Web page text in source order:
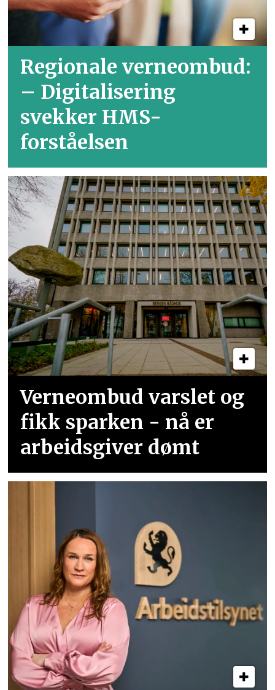
Regionale verneombud:
– Digitalisering
svekker HMS-
forståelsen
Verneombud varslet og
fikk sparken - nå er
arbeidsgiver dømt